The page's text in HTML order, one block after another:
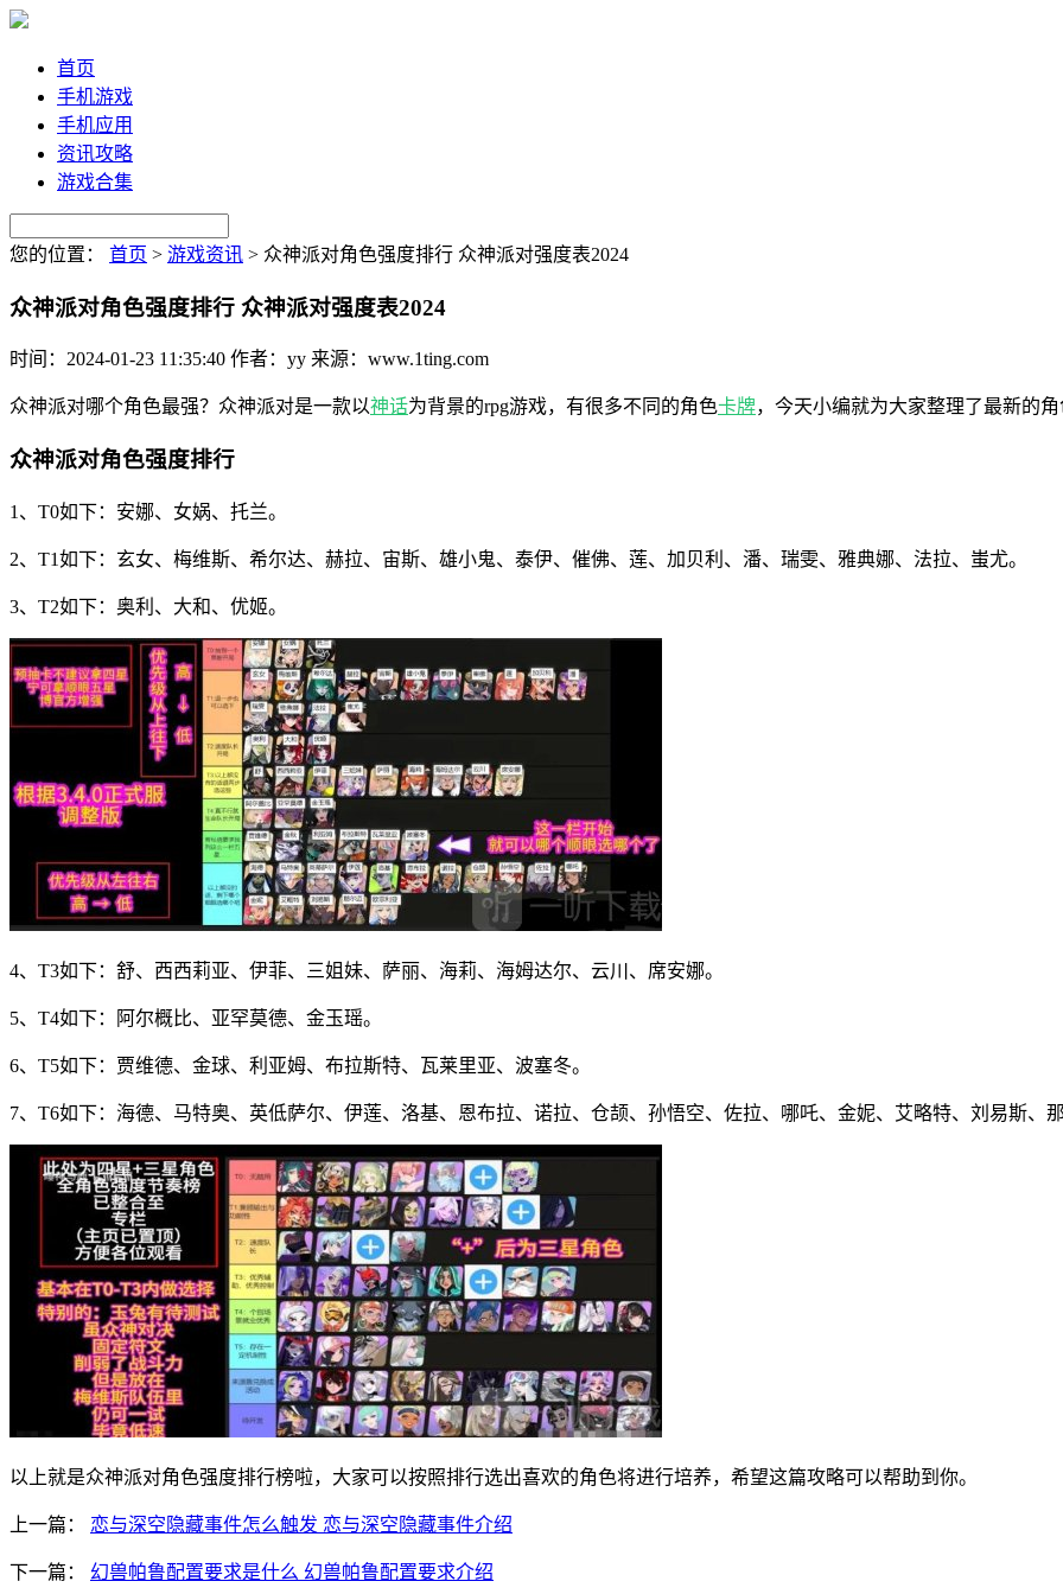
首页
手机游戏
手机应用
资讯攻略
游戏合集
您的位置： 首页 > 游戏资讯 > 众神派对角色强度排行 众神派对强度表2024
众神派对角色强度排行 众神派对强度表2024
时间：2024-01-23 11:35:40 作者：yy 来源：www.1ting.com
众神派对哪个角色最强？众神派对是一款以神话为背景的rpg游戏，有很多不同的角色卡牌，今天小编就为大家整理了最新的
众神派对角色强度排行
1、T0如下：安娜、女娲、托兰。
2、T1如下：玄女、梅维斯、希尔达、赫拉、宙斯、雄小鬼、泰伊、催佛、莲、加贝利、潘、瑞雯、雅典娜、法拉、蚩尤。
3、T2如下：奥利、大和、优姬。
4、T3如下：舒、西西莉亚、伊菲、三姐妹、萨丽、海莉、海姆达尔、云川、席安娜。
5、T4如下：阿尔概比、亚罕莫德、金玉瑶。
6、T5如下：贾维德、金球、利亚姆、布拉斯特、瓦莱里亚、波塞冬。
7、T6如下：海德、马特奥、英低萨尔、伊莲、洛基、恩布拉、诺拉、仓颉、孙悟空、佐拉、哪吒、金妮、艾略特、刘易斯、
以上就是众神派对角色强度排行榜啦，大家可以按照排行选出喜欢的角色将进行培养，希望这篇攻略可以帮助到你。
上一篇： 恋与深空隐藏事件怎么触发 恋与深空隐藏事件介绍
下一篇： 幻兽帕鲁配置要求是什么 幻兽帕鲁配置要求介绍